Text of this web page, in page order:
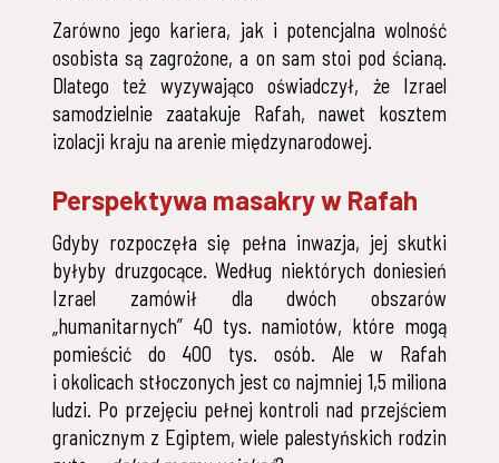
Zarówno jego kariera, jak i potencjalna wolność
osobista są zagrożone, a on sam stoi pod ścianą.
Dlatego też wyzywająco oświadczył, że Izrael
samodzielnie zaatakuje Rafah, nawet kosztem
izolacji kraju na arenie międzynarodowej.
Perspektywa masakry w Rafah
Gdyby rozpoczęła się pełna inwazja, jej skutki
byłyby druzgocące. Według niektórych doniesień
Izrael zamówił dla dwóch obszarów
„humanitarnych” 40 tys. namiotów, które mogą
pomieścić do 400 tys. osób. Ale w Rafah
i okolicach stłoczonych jest co najmniej 1,5 miliona
ludzi. Po przejęciu pełnej kontroli nad przejściem
granicznym z Egiptem, wiele palestyńskich rodzin